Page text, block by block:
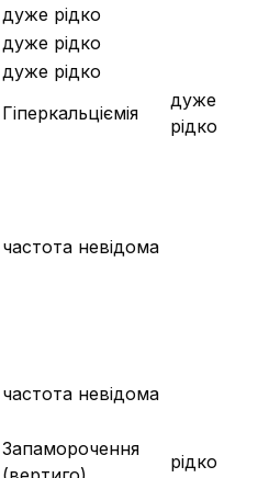
дуже рідко
дуже рідко
дуже рідко
Гіперкальціємія
дуже
рідко
частота невідома
частота невідома
Запаморочення
рідко